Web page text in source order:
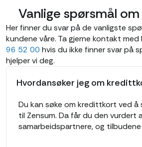
Vanlige spørsmål
Her finner du svar på de vanligste
kundene våre. Ta gjerne kontakt
96 52 00 hvis du ikke finner svar på
hjelper vi deg.
Hvordansøker jeg om
Du kan søke om kredittkort ved å
til Zensum. Da får du den vurdert
samarbeidspartnere, og